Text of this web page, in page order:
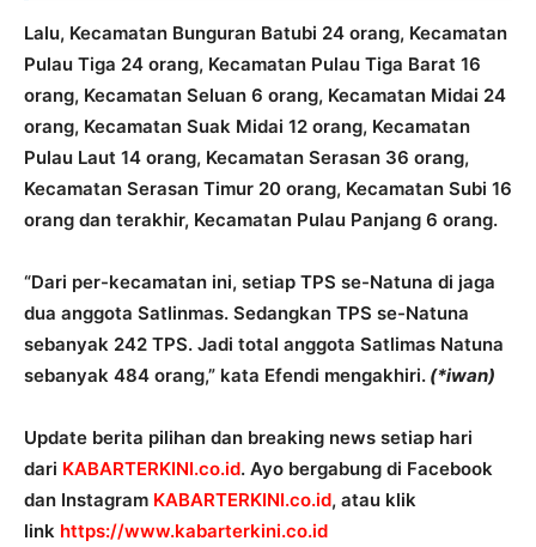
Lalu, Kecamatan Bunguran Batubi 24 orang, Kecamatan
Pulau Tiga 24 orang, Kecamatan Pulau Tiga Barat 16
orang, Kecamatan Seluan 6 orang, Kecamatan Midai 24
orang, Kecamatan Suak Midai 12 orang, Kecamatan
Pulau Laut 14 orang, Kecamatan Serasan 36 orang,
Kecamatan Serasan Timur 20 orang, Kecamatan Subi 16
orang dan terakhir, Kecamatan Pulau Panjang 6 orang.
“Dari per-kecamatan ini, setiap TPS se-Natuna di jaga
dua anggota Satlinmas. Sedangkan TPS se-Natuna
sebanyak 242 TPS. Jadi total anggota Satlimas Natuna
sebanyak 484 orang,” kata Efendi mengakhiri. (*iwan)
Update berita pilihan dan breaking news setiap hari
dari KABARTERKINI.co.id. Ayo bergabung di Facebook
dan Instagram KABARTERKINI.co.id, atau klik
link https://www.kabarterkini.co.id